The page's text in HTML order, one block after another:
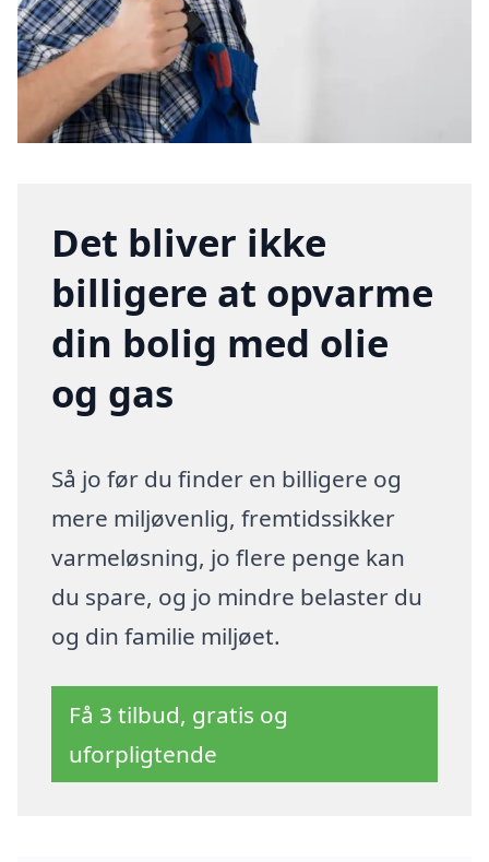
Det bliver ikke
billigere at opvarme
din bolig med olie
og gas
Så jo før du finder en billigere og
mere miljøvenlig, fremtidssikker
varmeløsning, jo flere penge kan
du spare, og jo mindre belaster du
og din familie miljøet.
Få 3 tilbud, gratis og
uforpligtende